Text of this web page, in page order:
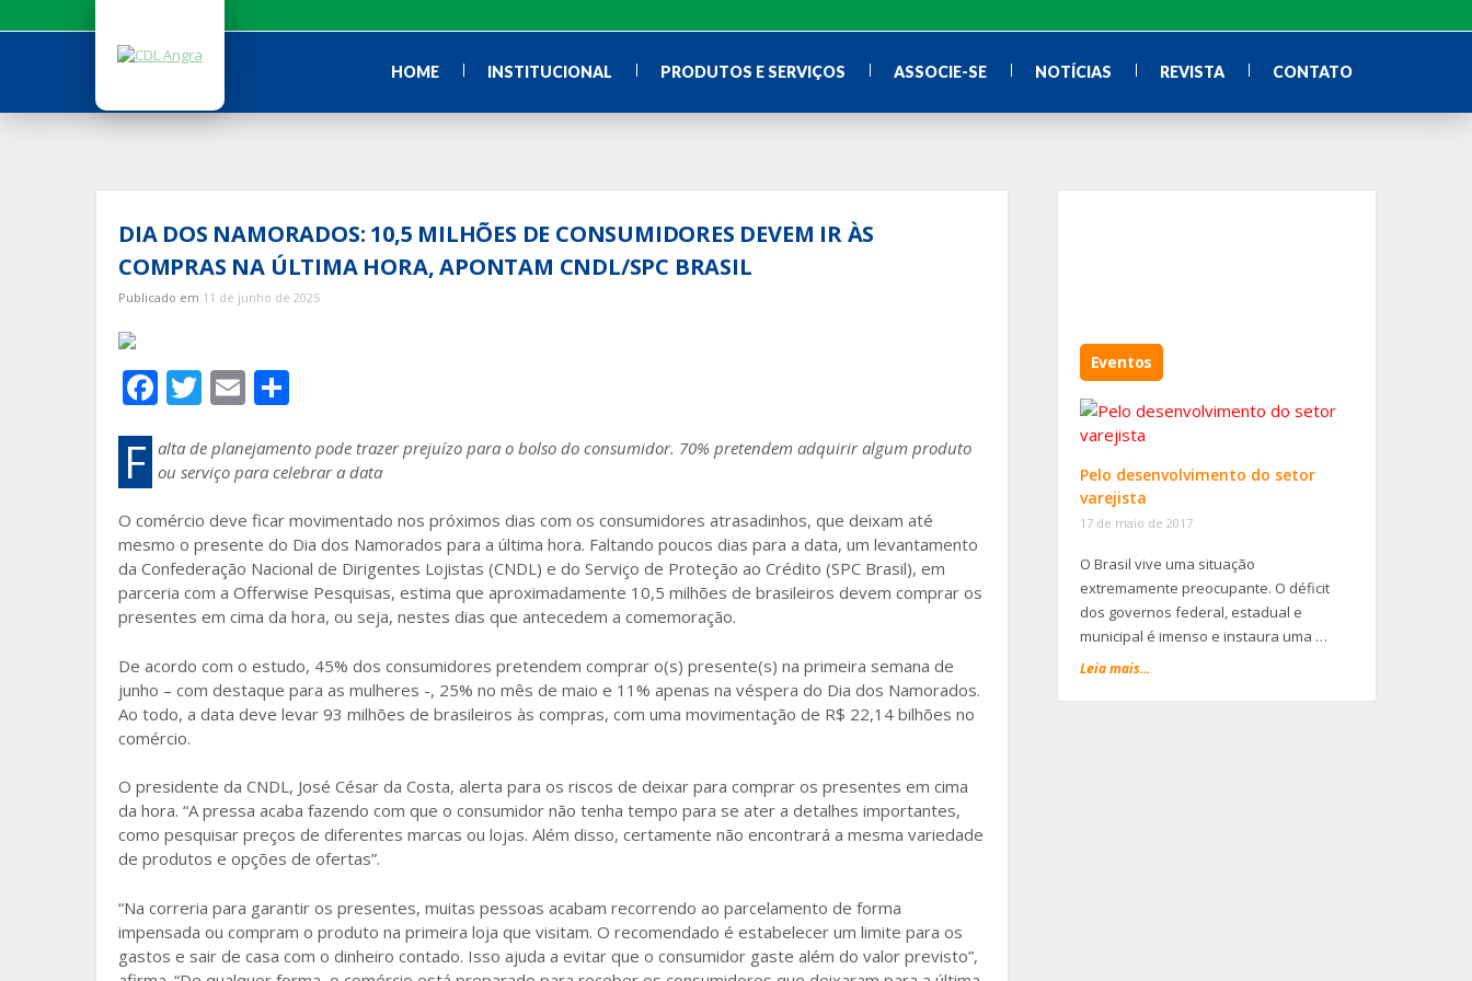
para
HOME INSTITUCIONAL PRODUTOS E SERVIÇOS ASSOCIE-SE NOTÍCIAS REVISTA CONTATO
DIA DOS NAMORADOS: 10,5 MILHÕES DE CONSUMIDORES DEVEM IR ÀS
COMPRAS NA ÚLTIMA HORA, APONTAM CNDL/SPC BRASIL
Publicado em 11 de junho de 2025
F
ac
e
b
o
o
k
T
w
itt
er
E
m
ai
l
ar
e
F alta de planejamento pode trazer prejuízo para o bolso do consumidor. 70% pretendem adquirir algum produto
ou serviço para celebrar a data
O comércio deve ficar movimentado nos próximos dias com os consumidores atrasadinhos, que deixam até
mesmo o presente do Dia dos Namorados para a última hora. Faltando poucos dias para a data, um levantamento
da Confederação Nacional de Dirigentes Lojistas (CNDL) e do Serviço de Proteção ao Crédito (SPC Brasil), em
parceria com a Offerwise Pesquisas, estima que aproximadamente 10,5 milhões de brasileiros devem comprar os
presentes em cima da hora, ou seja, nestes dias que antecedem a comemoração.
De acordo com o estudo, 45% dos consumidores pretendem comprar o(s) presente(s) na primeira semana de
junho – com destaque para as mulheres -, 25% no mês de maio e 11% apenas na véspera do Dia dos Namorados.
Ao todo, a data deve levar 93 milhões de brasileiros às compras, com uma movimentação de R$ 22,14 bilhões no
comércio.
O presidente da CNDL, José César da Costa, alerta para os riscos de deixar para comprar os presentes em cima
da hora. “A pressa acaba fazendo com que o consumidor não tenha tempo para se ater a detalhes importantes,
como pesquisar preços de diferentes marcas ou lojas. Além disso, certamente não encontrará a mesma variedade
de produtos e opções de ofertas”.
“Na correria para garantir os presentes, muitas pessoas acabam recorrendo ao parcelamento de forma
impensada ou compram o produto na primeira loja que visitam. O recomendado é estabelecer um limite para os
gastos e sair de casa com o dinheiro contado. Isso ajuda a evitar que o consumidor gaste além do valor previsto”,
Eventos
Pelo desenvolvimento do setor
varejista
17 de maio de 2017
O Brasil vive uma situação
extremamente preocupante. O déficit
dos governos federal, estadual e
municipal é imenso e instaura uma …
Leia mais...